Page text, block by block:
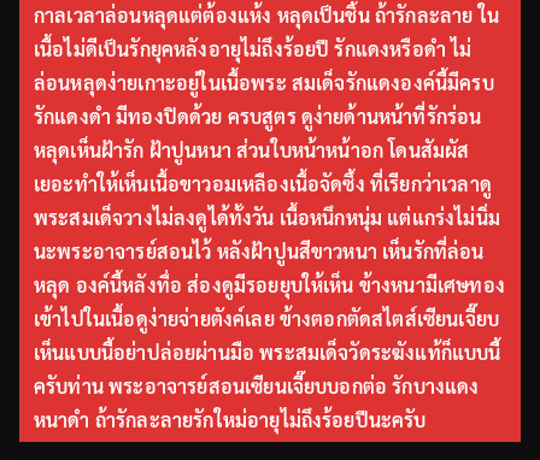
กาลเวลาล่อนหลุดแต่ต้องแห้ง หลุดเป็นชิ้น ถ้ารักละลาย ใน
เนื้อไม่ดีเป็นรักยุคหลังอายุไม่ถึงร้อยปี รักแดงหรือดำ ไม่
ล่อนหลุดง่ายเกาะอยู่ในเนื้อพระ สมเด็จรักแดงองค์นี้มีครบ
รักแดงดำ มีทองปิดด้วย ครบสูตร ดูง่ายด้านหน้าที่รักร่อน
หลุดเห็นฝ้ารัก ฝ้าปูนหนา ส่วนใบหน้าหน้าอก โดนสัมผัส
เยอะทำให้เห็นเนื้อขาวอมเหลืองเนื้อจัดซึ้ง ที่เรียกว่าเวลาดู
พระสมเด็จวางไม่ลงดูได้ทั้งวัน เนื้อหนึกหนุ่ม แต่แกร่งไม่นิ่ม
นะพระอาจารย์สอนไว้ หลังฝ้าปูนสีขาวหนา เห็นรักที่ล่อน
หลุด องค์นี้หลังทื่อ ส่องดูมีรอยยุบให้เห็น ข้างหนามีเศษทอง
เข้าไปในเนื้อดูง่ายจ่ายตังค์เลย ข้างตอกตัดสไตส์เซียนเจี๊ยบ
เห็นแบบนี้อย่าปล่อยผ่านมือ พระสมเด็จวัดระฆังแท้ก็แบบนี้
ครับท่าน พระอาจารย์สอนเซียนเจี๊ยบบอกต่อ รักบางแดง
หนาดำ ถ้ารักละลายรักใหม่อายุไม่ถึงร้อยปีนะครับ